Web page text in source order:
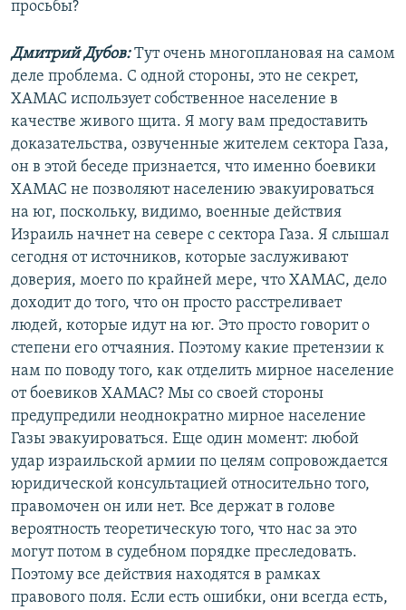
просьбы?
Дмитрий Дубов:Тут очень многоплановая на самом
деле проблема. С одной стороны, это не секрет,
ХАМАС использует собственное население в
качестве живого щита. Я могу вам предоставить
доказательства, озвученные жителем сектора Газа,
он в этой беседе признается, что именно боевики
ХАМАС не позволяют населению эвакуироваться
на юг, поскольку, видимо, военные действия
Израиль начнет на севере с сектора Газа. Я слышал
сегодня от источников, которые заслуживают
доверия, моего по крайней мере, что ХАМАС, дело
доходит до того, что он просто расстреливает
людей, которые идут на юг. Это просто говорит о
степени его отчаяния. Поэтому какие претензии к
нам по поводу того, как отделить мирное население
от боевиков ХАМАС? Мы со своей стороны
предупредили неоднократно мирное население
Газы эвакуироваться. Еще один момент: любой
удар израильской армии по целям сопровождается
юридической консультацией относительно того,
правомочен он или нет. Все держат в голове
вероятность теоретическую того, что нас за это
могут потом в судебном порядке преследовать.
Поэтому все действия находятся в рамках
правового поля. Если есть ошибки, они всегда есть,